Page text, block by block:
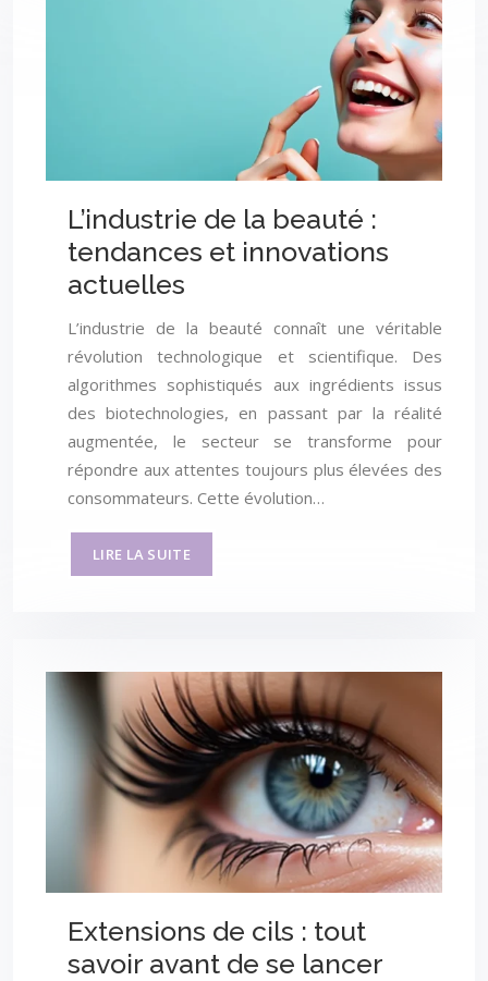
L’industrie de la beauté :
tendances et innovations
actuelles
L’industrie de la beauté connaît une véritable
révolution technologique et scientifique. Des
algorithmes sophistiqués aux ingrédients issus
des biotechnologies, en passant par la réalité
augmentée, le secteur se transforme pour
répondre aux attentes toujours plus élevées des
consommateurs. Cette évolution…
LIRE LA SUITE
Extensions de cils : tout
savoir avant de se lancer